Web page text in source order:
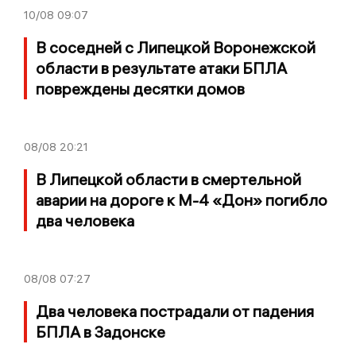
10/08 09:07
В соседней с Липецкой Воронежской
области в результате атаки БПЛА
повреждены десятки домов
08/08 20:21
В Липецкой области в смертельной
аварии на дороге к М-4 «Дон» погибло
два человека
08/08 07:27
Два человека пострадали от падения
БПЛА в Задонске